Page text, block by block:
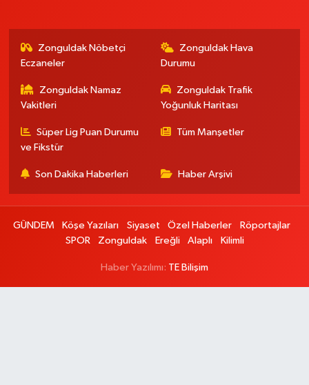
Zonguldak Nöbetçi
Eczaneler
Zonguldak Hava
Durumu
Zonguldak Namaz
Vakitleri
Zonguldak Trafik
Yoğunluk Haritası
Süper Lig Puan Durumu
ve Fikstür
Tüm Manşetler
Son Dakika Haberleri Haber Arşivi
GÜNDEM Köşe Yazıları Siyaset Özel Haberler
Röportajlar
SPOR
Zonguldak Ereğli Alaplı Kilimli
Haber Yazılımı: TE Bilişim